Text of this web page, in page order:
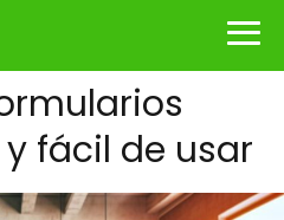
fácil de usar